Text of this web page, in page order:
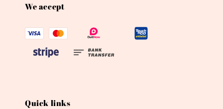
We accept
Quick links